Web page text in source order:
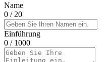
Name
0 / 20
Einführung
0 / 1000